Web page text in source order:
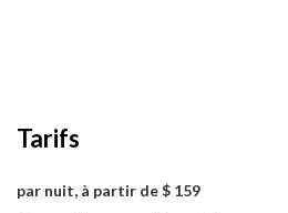
Tarifs
par nuit, à partir de $ 159